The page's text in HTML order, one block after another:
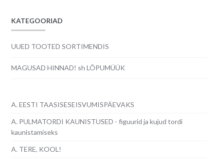
KATEGOORIAD
UUED TOOTED SORTIMENDIS
MAGUSAD HINNAD! sh LÕPUMÜÜK
A. EESTI TAASISESEISVUMISPÄEVAKS
A. PULMATORDI KAUNISTUSED - figuurid ja kujud tordi
kaunistamiseks
A. TERE, KOOL!